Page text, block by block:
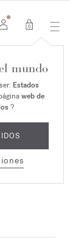
0
mundo
Estados
web de
?